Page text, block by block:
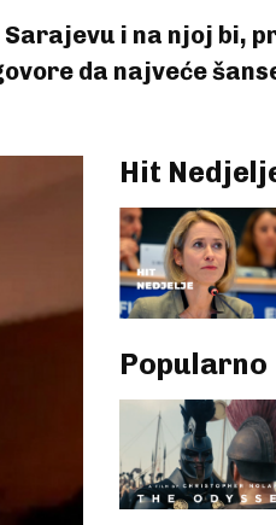
i na njoj bi,
da najveće
Hit
Popularno